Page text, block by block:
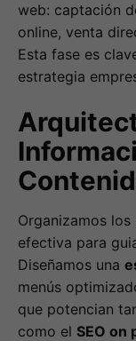
web: captación
online, venta
Esta fase es
estrategia
Organizamos
efectiva para
Diseñamos una
menús
que potencian
como el SEO on